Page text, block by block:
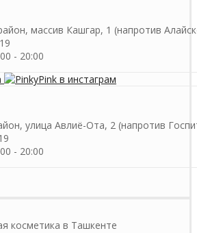
массив Кашгар, 1 (напротив
- 20:00
улица Авлиё-Ота, 2 (напротив
- 20:00
косметика в Ташкенте